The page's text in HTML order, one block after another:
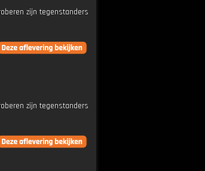
zijn tegenstanders
zijn tegenstanders